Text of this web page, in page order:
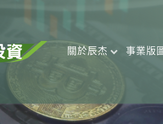
關於辰杰 事業版